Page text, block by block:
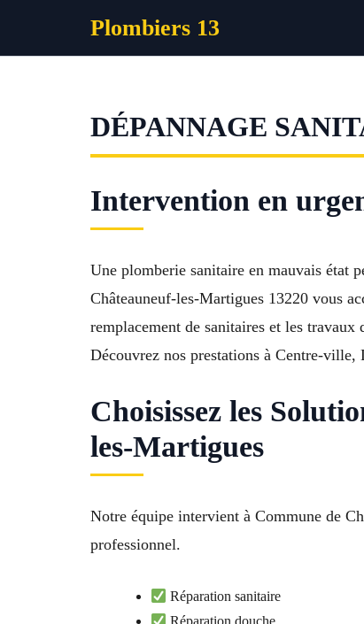
contenu
Plombiers 13
DÉPANNAGE
Intervention en
Une plomberie sanitaire en mauvais état
Châteauneuf-les-Martigues 13220 vous
remplacement de sanitaires et les
Découvrez nos prestations à Centre-
Choisissez les
les-Martigues
Notre équipe intervient à Commune de
professionnel.
Réparation sanitaire
Réparation douche